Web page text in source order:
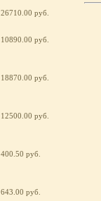
26710.00 руб.
10890.00 руб.
18870.00 руб.
12500.00 руб.
400.50 руб.
643.00 руб.